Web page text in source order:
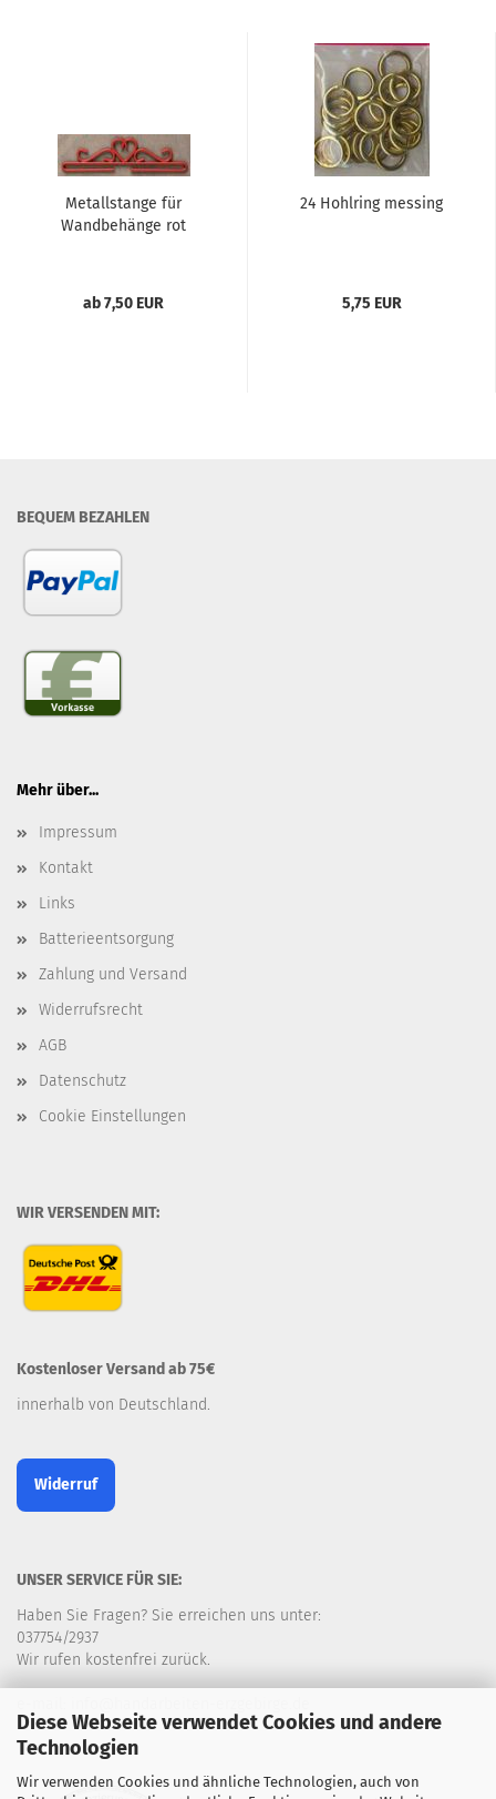
Diese Webseite verwendet Cookies und andere
Technologien
Wir verwenden Cookies und ähnliche Technologien, auch von
Metallstange für
Wandbehänge rot
ab 7,50 EUR
24 Hohlring messing
5,75 EUR
BEQUEM BEZAHLEN
Mehr über...
Impressum
Kontakt
Links
Batterieentsorgung
Zahlung und Versand
Widerrufsrecht
AGB
Datenschutz
Cookie Einstellungen
WIR VERSENDEN MIT:
Kostenloser Versand ab 75€
innerhalb von Deutschland.
Widerruf
UNSER SERVICE FÜR SIE:
Haben Sie Fragen? Sie erreichen uns unter:
037754/2937
Wir rufen kostenfrei zurück.